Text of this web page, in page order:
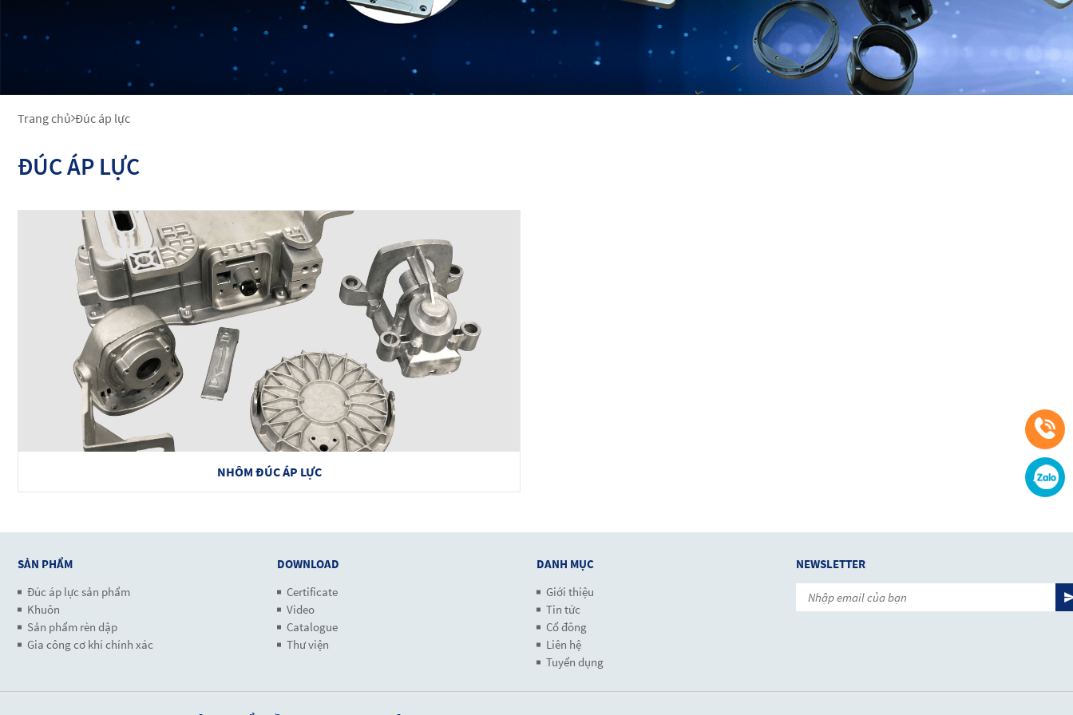
Trang chủ Đúc áp lực
ĐÚC ÁP LỰC
NHÔM ĐÚC ÁP LỰC
SẢN PHẨM
Đúc áp lực sản phẩm
Khuôn
Sản phẩm rèn dập
Gia công cơ khí chính xác
DOWNLOAD
Certificate
Video
Catalogue
Thư viện
DANH MỤC
Giới thiệu
Tin tức
Cổ đông
Liên hệ
Tuyển dụng
NEWSLETTER